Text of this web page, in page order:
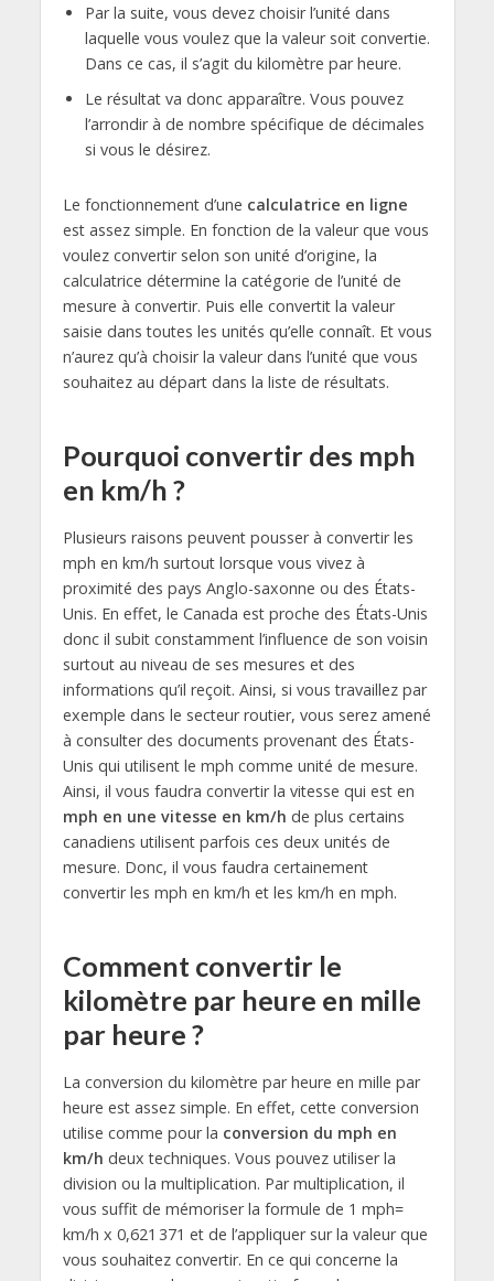
Par la suite, vous devez choisir l’unité dans
laquelle vous voulez que la valeur soit convertie.
Dans ce cas, il s’agit du kilomètre par heure.
Le résultat va donc apparaître. Vous pouvez
l’arrondir à de nombre spécifique de décimales
si vous le désirez.
Le fonctionnement d’une calculatrice en ligne
est assez simple. En fonction de la valeur que vous
voulez convertir selon son unité d’origine, la
calculatrice détermine la catégorie de l’unité de
mesure à convertir. Puis elle convertit la valeur
saisie dans toutes les unités qu’elle connaît. Et vous
n’aurez qu’à choisir la valeur dans l’unité que vous
souhaitez au départ dans la liste de résultats.
Pourquoi convertir des mph
en km/h ?
Plusieurs raisons peuvent pousser à convertir les
mph en km/h surtout lorsque vous vivez à
proximité des pays Anglo-saxonne ou des États-
Unis. En effet, le Canada est proche des États-Unis
donc il subit constamment l’influence de son voisin
surtout au niveau de ses mesures et des
informations qu’il reçoit. Ainsi, si vous travaillez par
exemple dans le secteur routier, vous serez amené
à consulter des documents provenant des États-
Unis qui utilisent le mph comme unité de mesure.
Ainsi, il vous faudra convertir la vitesse qui est en
mph en une vitesse en km/h de plus certains
canadiens utilisent parfois ces deux unités de
mesure. Donc, il vous faudra certainement
convertir les mph en km/h et les km/h en mph.
Comment convertir le
kilomètre par heure en mille
par heure ?
La conversion du kilomètre par heure en mille par
heure est assez simple. En effet, cette conversion
utilise comme pour la conversion du mph en
km/h deux techniques. Vous pouvez utiliser la
division ou la multiplication. Par multiplication, il
vous suffit de mémoriser la formule de 1 mph=
km/h x 0,621 371 et de l’appliquer sur la valeur que
vous souhaitez convertir. En ce qui concerne la